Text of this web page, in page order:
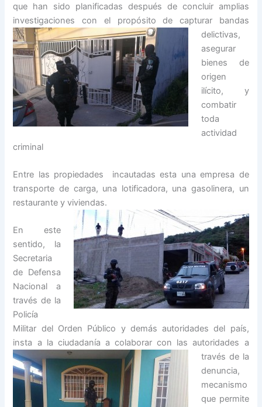
que han sido planificadas después de concluir amplias
investigaciones con el propósito de capturar bandas
delictivas,
asegurar
bienes de
origen
ilícito, y
combatir
toda
actividad
criminal
Entre las propiedades incautadas esta una empresa de
transporte de carga, una lotificadora, una gasolinera, un
restaurante y viviendas.
En este
sentido, la
Secretaria
de Defensa
Nacional a
través de la
Policía
Militar del Orden Público y demás autoridades del país,
insta a la ciudadanía a colaborar con lasautoridades a
través de la
denuncia,
mecanismo
que permite